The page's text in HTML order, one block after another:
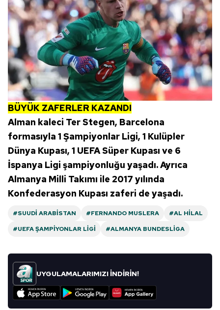
BÜYÜK ZAFERLER KAZANDI
Alman kaleci Ter Stegen, Barcelona
formasıyla 1 Şampiyonlar Ligi, 1 Kulüpler
Dünya Kupası, 1 UEFA Süper Kupası ve 6
İspanya Ligi şampiyonluğu yaşadı. Ayrıca
Almanya Milli Takımı ile 2017 yılında
Konfederasyon Kupası zaferi de yaşadı.
#SUUDI ARABISTAN #FERNANDO MUSLERA
#AL HILAL
#UEFA ŞAMPIYONLAR LIGI
#ALMANYA BUNDESLIGA
UYGULAMALARIMIZI İNDİRİN!